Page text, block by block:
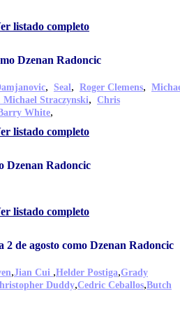
listado completo
Dzenan Radoncic
, Seal, Roger Clemens,
Michael Straczynski, Chris
White,
listado completo
Dzenan Radoncic
listado completo
2 de agosto como Dzenan Radoncic
,Jian Cui ,Helder Postiga,Grady
Duddy,Cedric Ceballos,Butch